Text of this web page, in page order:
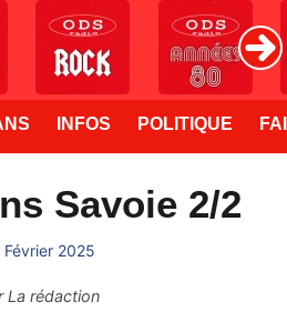
INFOS POLITIQUE
Savoie 2/2
Février 2025
La rédaction